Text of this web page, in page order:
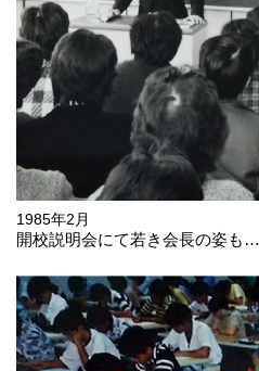
1985年2月
開校説明会にて若き会長の姿も…